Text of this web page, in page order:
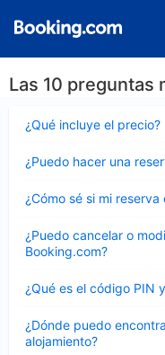
Las 10 preguntas
¿Qué incluye el precio?
cerrado
¿Puedo hacer una
cerrado
¿Cómo sé si mi
cerrado
¿Puedo cancelar o
Booking.com?
cerrado
¿Qué es el código PIN
cerrado
¿Dónde puedo
alojamiento?
cerrado